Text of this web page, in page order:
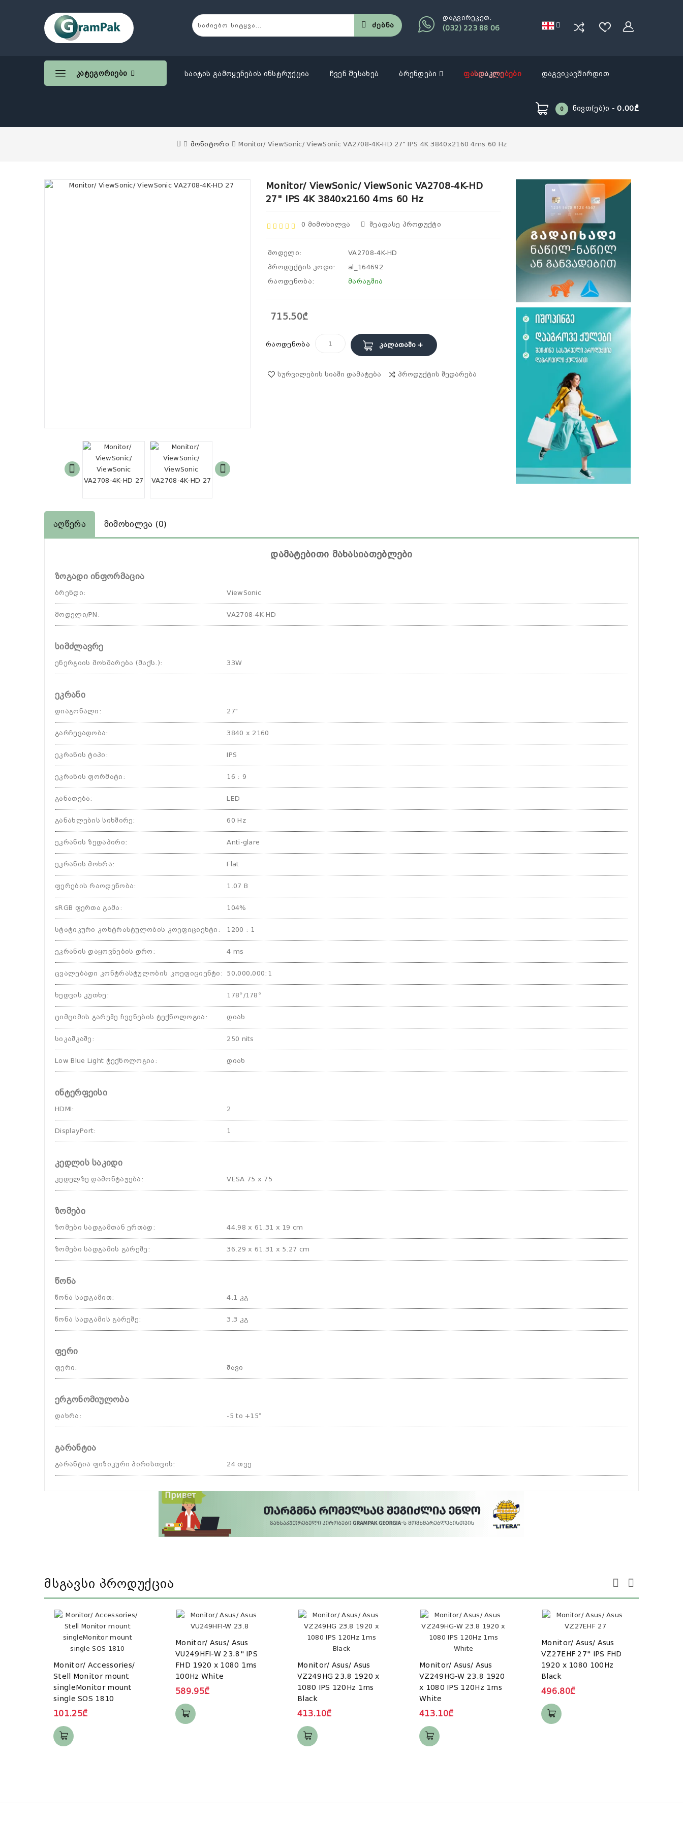
დაგვირეკეთ:
(032) 223 88 06
Ძებნა
Კატეგორიები საიტის გამოყენების ინსტრუქცია ჩვენ შესახებ ბრენდები ფასდაკლებები დაგვიკავშირდით
0 Ნივთ(ებ)ი -0.00₾
მონიტორი Monitor/ ViewSonic/ ViewSonic VA2708-4K-HD 27" IPS 4K 3840x2160 4ms 60 Hz
Monitor/ ViewSonic/ ViewSonic VA2708-4K-HD
27" IPS 4K 3840x2160 4ms 60 Hz
0 Მიმოხილვა Შეაფასე Პროდუქტი
მოდელი:
VA2708-4K-HD
პროდუქტის კოდი:
al_164692
რაოდენობა:
მარაგშია
715.50₾
რაოდენობა Კალათაში +
Სურვილების Სიაში Დამატება Პროდუქტის Შედარება
Აღწერა Მიმოხილვა (0)
დამატებითი მახასიათებლები
ზოგადი ინფორმაცია
ბრენდი: ViewSonic
მოდელი/PN : VA2708-4K-HD
სიმძლავრე
ენერგიის მოხმარება (მაქს.): 33W
ეკრანი
დიაგონალი : 27"
გარჩევადობა: 3840 x 2160
ეკრანის ტიპი : IPS
ეკრანის ფორმატი : 16 : 9
განათება: LED
განახლების სიხშირე: 60 Hz
ეკრანის ზედაპირი: Anti-glare
ეკრანის მოხრა: Flat
ფერების რაოდენობა: 1.07 B
sRGB ფერთა გამა : 104%
სტატიკური კონტრასტულობის კოეფიციენტი : 1200 : 1
ეკრანის დაყოვნების დრო : 4 ms
ცვალებადი კონტრასტულობის კოეფიციენტი : 50,000,000:1
ხედვის კუთხე : 178º/178º
ციმციმის გარეშე ჩვენების ტექნოლოგია : დიახ
სიკაშკაშე : 250 nits
Low Blue Light ტექნოლოგია : დიახ
ინტერფეისი
HDMI: 2
DisplayPort: 1
კედლის საკიდი
კედელზე დამონტაჟება : VESA 75 x 75
ზომები
ზომები სადგამთან ერთად : 44.98 x 61.31 x 19 cm
ზომები სადგამის გარეშე : 36.29 x 61.31 x 5.27 cm
წონა
წონა სადგამით: 4.1 კგ
წონა სადგამის გარეშე: 3.3 კგ
ფერი
ფერი: შავი
ერგონომიულობა
დახრა : -5 to +15°
გარანტია
გარანტია ფიზიკური პირისთვის: 24 თვე
Მსგავსი Პროდუქცია
Monitor/ Accessories/
Stell Monitor mount
singleMonitor mount
single SOS 1810
101.25₾
Monitor/ Asus/ Asus
VU249HFI-W 23.8" IPS
FHD 1920 x 1080 1ms
100Hz White
589.95₾
Monitor/ Asus/ Asus
VZ249HG 23.8 1920 x
1080 IPS 120Hz 1ms
Black
413.10₾
Monitor/ Asus/ Asus
VZ249HG-W 23.8 1920
x 1080 IPS 120Hz 1ms
White
413.10₾
Monitor/ Asus/ Asus
VZ27EHF 27" IPS FHD
1920 x 1080 100Hz
Black
496.80₾